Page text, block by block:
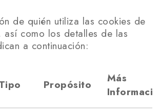
de quién utiliza las cookies de
así como los detalles de las
a continuación:
Propósito
Más